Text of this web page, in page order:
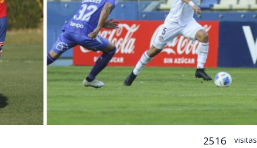
2516 visitas